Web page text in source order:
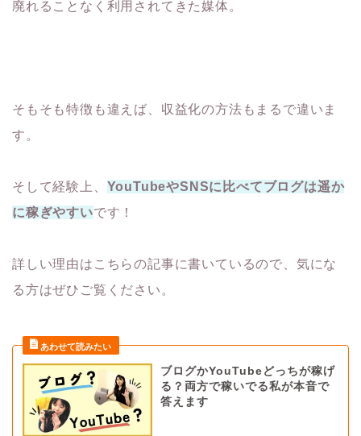
廃れることなく利用されてきた媒体。
そもそも特徴も違えば、収益化の方法もまるで違いま
す。
そして経験上、 YouTubeやSNSに比べてブログは遥か
に稼ぎやすいです！
詳しい理由はこちらの記事に書いているので、気にな
る方はぜひご覧ください。
ブログかYouTubeどっちが稼げ
る？両方で稼いでる私が本音で
答えます